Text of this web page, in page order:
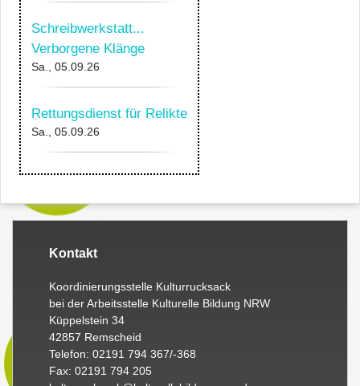
Schreibwerkstatt...
Verborgene Klänge
Sa., 05.09.26
Rettungsdienst für Relikte
Sa., 05.09.26
Kontakt
Koordinierungsstelle Kulturrucksack
bei der Arbeitsstelle Kulturelle Bildung NRW
Küppelstein 34
42857 Remscheid
Telefon: 02191 794 367/-368
Fax: 02191 794 205